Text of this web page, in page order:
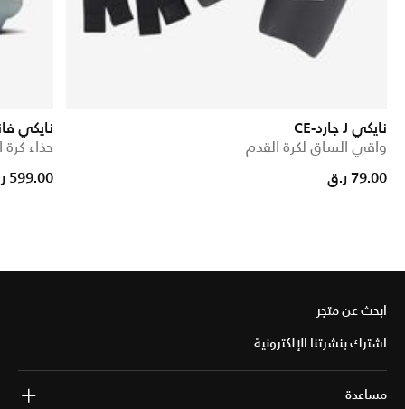
نايكي J جارد-CE
واقي الساق لكرة القدم
79.00 ر.ق
نايكي
حذاء
599.00 ر.ق
ابحث عن متجر
اشترك بنشرتنا الإلكترونية
مساعدة